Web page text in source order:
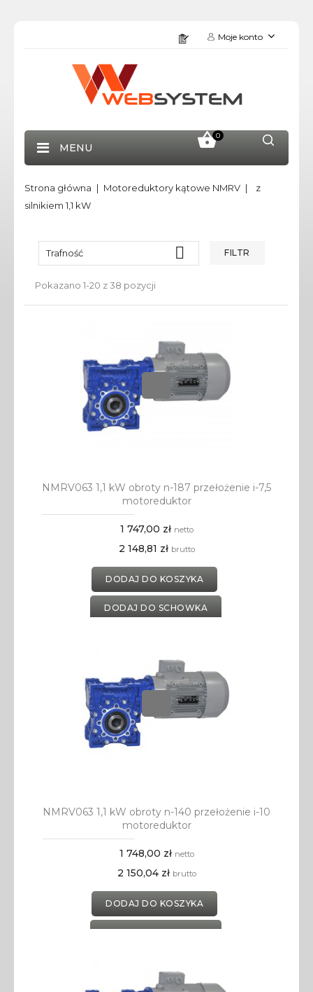
Moje konto
0
MENU
Strona główna Motoreduktory kątowe NMRV
z
silnikiem 1,1 kW
Trafność  FILTR
Pokazano 1-20 z 38 pozycji
NMRV063 1,1 kW obroty n-187 przełożenie i-7,5
motoreduktor
1 747,00 zł netto
2 148,81 zł brutto
DODAJ DO KOSZYKA
DODAJ DO SCHOWKA
NMRV063 1,1 kW obroty n-140 przełożenie i-10
motoreduktor
1 748,00 zł netto
2 150,04 zł brutto
DODAJ DO KOSZYKA
DODAJ DO SCHOWKA